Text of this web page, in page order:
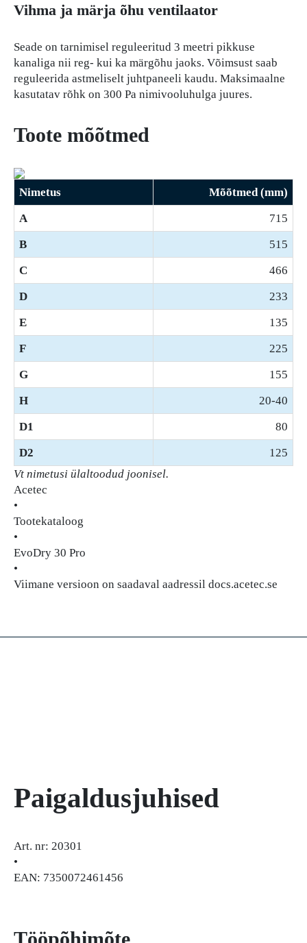
Vihma ja märja õhu ventilaator
Seade on tarnimisel reguleeritud 3 meetri pikkuse
kanaliga nii reg- kui ka märgõhu jaoks. Võimsust saab
reguleerida astmeliselt juhtpaneeli kaudu. Maksimaalne
kasutatav rõhk on 300 Pa nimivooluhulga juures.
Toote mõõtmed
Nimetus
Mõõtmed (mm)
A
715
B
515
C
466
D
233
E
135
F
225
G
155
H
20-40
D1
80
D2
125
Vt nimetusi ülaltoodud joonisel.
Acetec
•
Tootekataloog
•
EvoDry 30 Pro
•
Viimane versioon on saadaval aadressil docs.acetec.se
Paigaldusjuhised
Art. nr: 20301
•
EAN: 7350072461456
Tööpõhimõte